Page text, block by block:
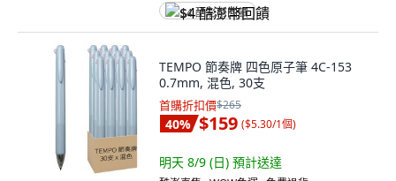
$4 酷澎幣回饋
TEMPO 節奏牌 四色原子筆 4C-153
0.7mm, 混色, 30支
首購折扣價$265
40% $159 ($5.30/1個)
明天 8/9 (日) 預計送達